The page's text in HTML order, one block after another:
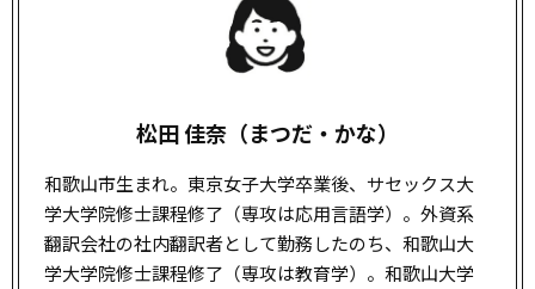
松田 佳奈（まつだ・かな）
和歌山市生まれ。東京女子大学卒業後、サセックス大
学大学院修士課程修了（専攻は応用言語学）。外資系
翻訳会社の社内翻訳者として勤務したのち、和歌山大
学大学院修士課程修了（専攻は教育学）。和歌山大学